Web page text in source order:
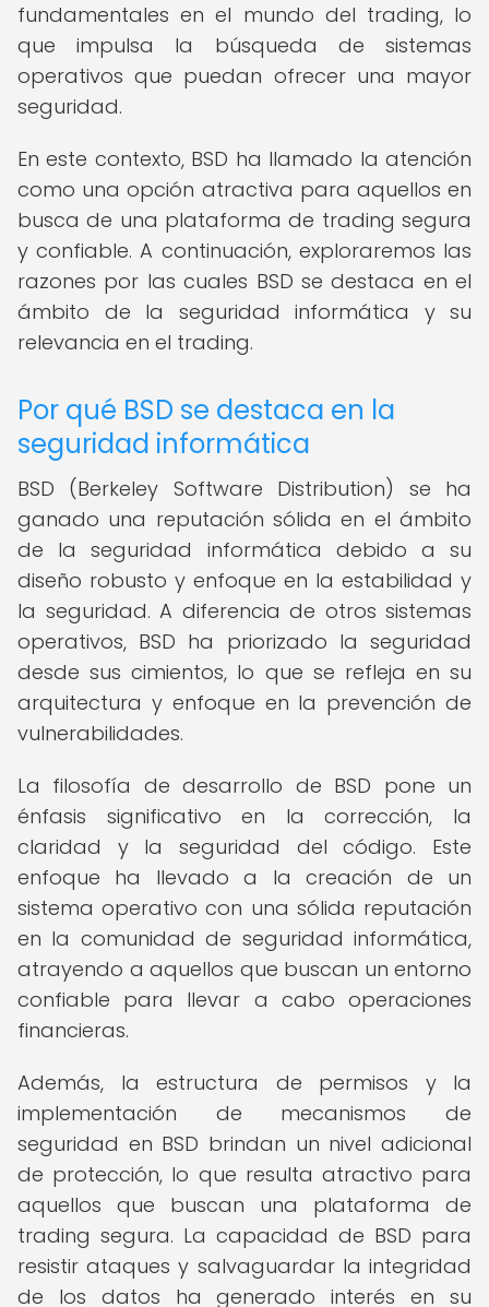
fundamentales en el mundo del trading, lo
que impulsa la búsqueda de sistemas
operativos que puedan ofrecer una mayor
seguridad.
En este contexto, BSD ha llamado la atención
como una opción atractiva para aquellos en
busca de una plataforma de trading segura
y confiable. A continuación, exploraremos las
razones por las cuales BSD se destaca en el
ámbito de la seguridad informática y su
relevancia en el trading.
Por qué BSD se destaca en la
seguridad informática
BSD (Berkeley Software Distribution) se ha
ganado una reputación sólida en el ámbito
de la seguridad informática debido a su
diseño robusto y enfoque en la estabilidad y
la seguridad. A diferencia de otros sistemas
operativos, BSD ha priorizado la seguridad
desde sus cimientos, lo que se refleja en su
arquitectura y enfoque en la prevención de
vulnerabilidades.
La filosofía de desarrollo de BSD pone un
énfasis significativo en la corrección, la
claridad y la seguridad del código. Este
enfoque ha llevado a la creación de un
sistema operativo con una sólida reputación
en la comunidad de seguridad informática,
atrayendo a aquellos que buscan un entorno
confiable para llevar a cabo operaciones
financieras.
Además, la estructura de permisos y la
implementación de mecanismos de
seguridad en BSD brindan un nivel adicional
de protección, lo que resulta atractivo para
aquellos que buscan una plataforma de
trading segura. La capacidad de BSD para
resistir ataques y salvaguardar la integridad
de los datos ha generado interés en su